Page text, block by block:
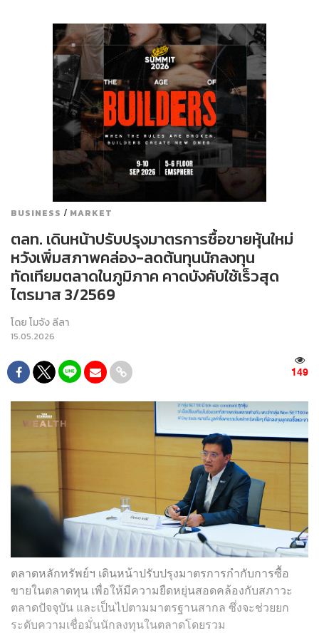
BUSINESS / MARKET
ตลท. เดินหน้าปรับปรุงมาตรการซื้อขายหุ้นใหม่
หวังเพิ่มสภาพคล่อง-ลดต้นทุนนักลงทุน
ทัดเทียมตลาดในภูมิภาค คาดบังคับใช้เร็วสุด
ไตรมาส 3/2569
โดยโมจัง ลีลา
15.05.2026
149
ตลาดหลักทรัพย์ฯ เดินหน้าปรับปรุงมาตรการกำกับการซื้อ
ขายในตลาดทุน เพื่อให้มีความยืดหยุ่นสอดคล้องกับสภาวะ
ตลาดปัจจุบัน และเป็นไปตามมาตรฐานสากล ซึ่งจะช่วยยก
ระดับความเชื่อมั่นนักลงทุนในตลาดโดยรวม